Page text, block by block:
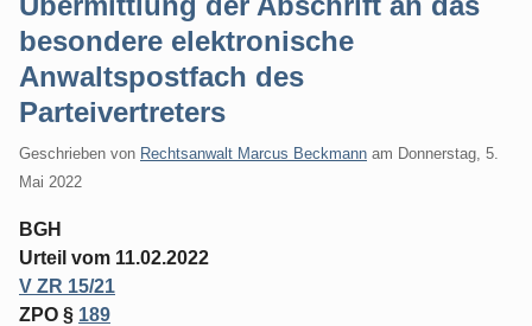
besondere elektronische
Anwaltspostfach des
Parteivertreters
Geschrieben von Rechtsanwalt Marcus Beckmann am Donnerstag, 5.
Mai 2022
BGH
Urteil vom 11.02.2022
V ZR 15/21
ZPO § 189